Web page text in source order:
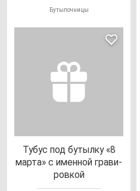
Бутылочницы
Тубус под бу­тыл­ку «8
мар­та» с имен­ной гра­ви­
ров­кой